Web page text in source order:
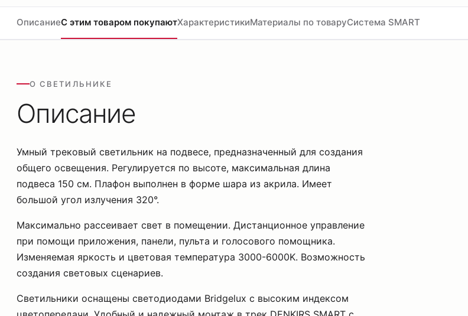
ОписаниеС этим товаром покупаютХарактеристикиМатериалы по товаруСистема SMART
О СВЕТИЛЬНИКЕ
Описание
Умный трековый светильник на подвесе, предназначенный для создания
общего освещения. Регулируется по высоте, максимальная длина
подвеса 150 см. Плафон выполнен в форме шара из акрила. Имеет
большой угол излучения 320°.
Максимально рассеивает свет в помещении. Дистанционное управление
при помощи приложения, панели, пульта и голосового помощника.
Изменяемая яркость и цветовая температура 3000-6000K. Возможность
создания световых сценариев.
Светильники оснащены светодиодами Bridgelux с высоким индексом